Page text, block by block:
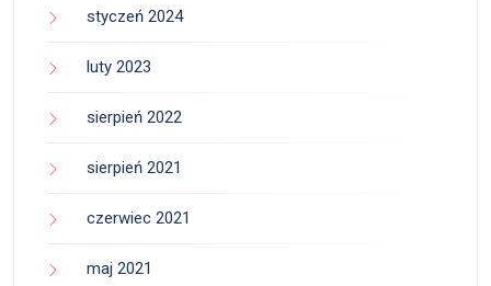
styczeń 2024
luty 2023
sierpień 2022
sierpień 2021
czerwiec 2021
maj 2021